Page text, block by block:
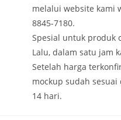
melalui website kami
8845-7180.
Spesial untuk produk
Lalu, dalam satu jam
Setelah harga
mockup sudah
14 hari.